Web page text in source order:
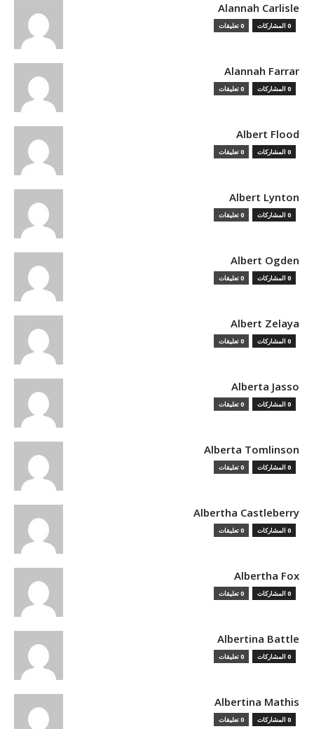
Alannah Carlisle
0 المشاركات 0 تعليقات
Alannah Farrar
0 المشاركات 0 تعليقات
Albert Flood
0 المشاركات 0 تعليقات
Albert Lynton
0 المشاركات 0 تعليقات
Albert Ogden
0 المشاركات 0 تعليقات
Albert Zelaya
0 المشاركات 0 تعليقات
Alberta Jasso
0 المشاركات 0 تعليقات
Alberta Tomlinson
0 المشاركات 0 تعليقات
Albertha Castleberry
0 المشاركات 0 تعليقات
Albertha Fox
0 المشاركات 0 تعليقات
Albertina Battle
0 المشاركات 0 تعليقات
Albertina Mathis
0 المشاركات 0 تعليقات